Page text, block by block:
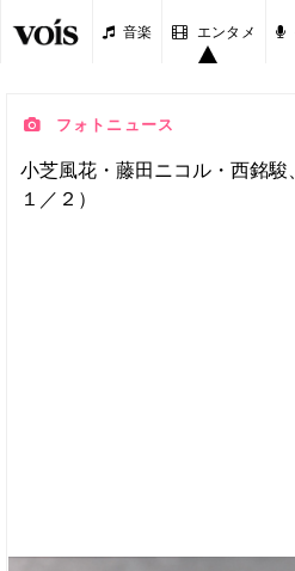
音楽 エンタメ
フォトニュース
小芝風花・藤田ニコル・西銘
１／２）